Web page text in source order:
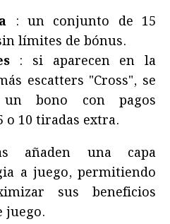
: un conjunto de 15
límites de bónus.
: si aparecen en la
escatters "Cross", se
un bono con pagos
10 tiradas extra.
añaden una capa
a juego, permitiendo
sus beneficios
juego.